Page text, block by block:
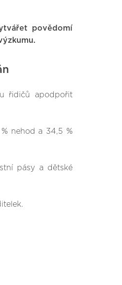
povědomí
řidičů apodpořit
nehod a 34,5 %
pásy a dětské